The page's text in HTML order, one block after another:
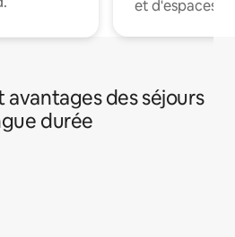
et d'espaces
des séjours
durée